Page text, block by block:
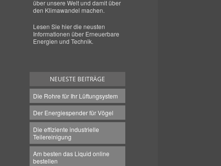
über unsere Welt und damit über
den Klimawandel machen.
Lesen Sie hier die neusten
Informationen über Erneuerbare
Energien und Technik.
NEUESTE BEITRÄGE
Die Rohre für Ihr Lüftungsystem
Der Energiespender für Vögel
Die effiziente industrielle
Teilereinigung
Am besten das Liquid online
bestellen